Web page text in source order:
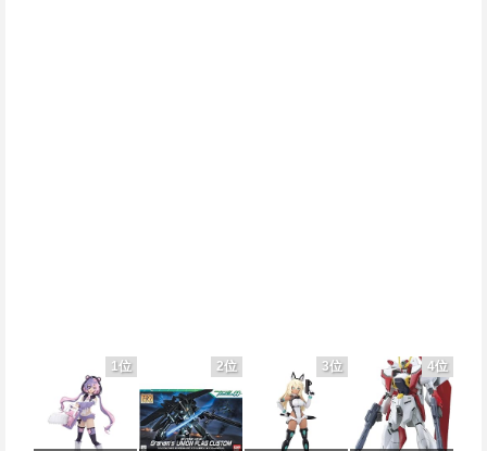
1位 2位 3位 4位